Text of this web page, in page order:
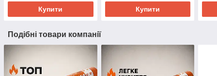
Купити Купити
Подібні товари компанії